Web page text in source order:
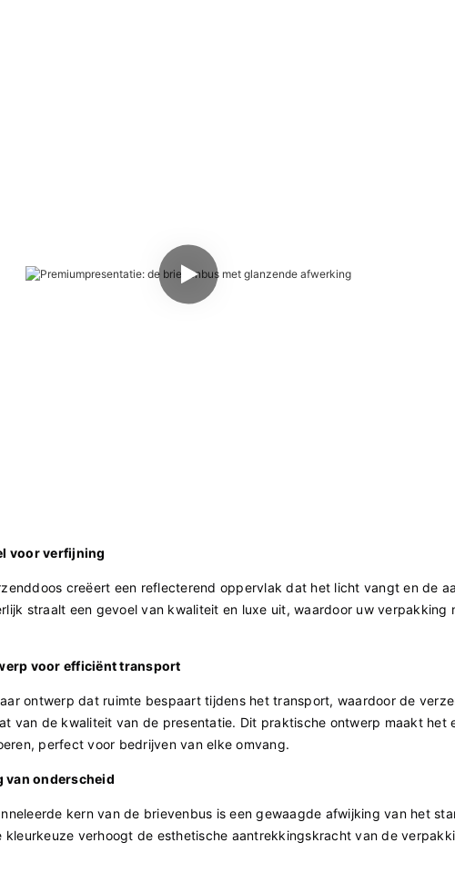
voor verfijning
creëert een reflecterend oppervlak dat het licht vangt en de
straalt een gevoel van kwaliteit en luxe uit, waardoor uw verpakking
voor efficiënt transport
ontwerp dat ruimte bespaart tijdens het transport, waardoor de
van de kwaliteit van de presentatie. Dit praktische ontwerp maakt het
perfect voor bedrijven van elke omvang.
van onderscheid
kern van de brievenbus is een gewaagde afwijking van het
kleurkeuze verhoogt de esthetische aantrekkingskracht van de